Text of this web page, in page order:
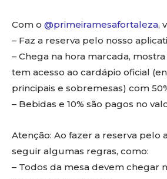
Com o @primeiramesafortaleza,
– Faz a reserva pelo nosso
– Chega na hora marcada,
tem acesso ao cardápio oficial
principais e sobremesas) com
– Bebidas e 10% são pagos no
Atenção: Ao fazer a reserva pelo
seguir algumas regras, como:
– Todos da mesa devem chegar